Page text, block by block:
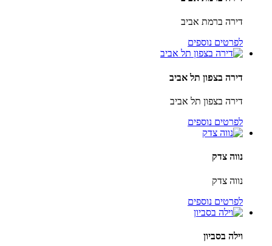
דירה ברמת אביב
לפרטים נוספים
דירה בצפון תל אביב
דירה בצפון תל אביב
לפרטים נוספים
נווה צדק
נווה צדק
לפרטים נוספים
וילה בסביון